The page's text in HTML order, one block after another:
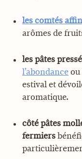
les comtés
arômes de
les pâtes
l’abondance ou
estival et
aromatique.
côté pâtes
fermiers